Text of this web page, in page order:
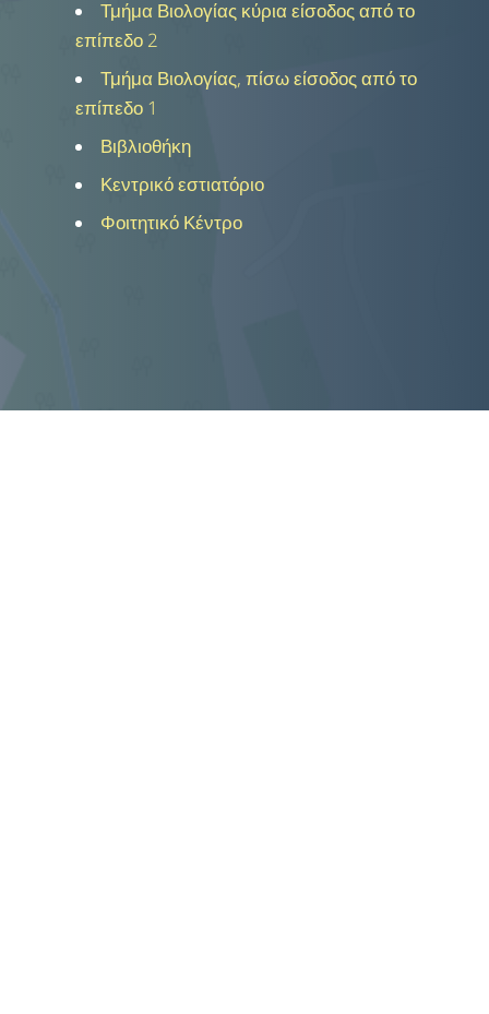
Τμήμα Βιολογίας κύρια είσοδος από το
επίπεδο 2
Τμήμα Βιολογίας, πίσω είσοδος από το
επίπεδο 1
Βιβλιοθήκη
Κεντρικό εστιατόριο
Φοιτητικό Κέντρο